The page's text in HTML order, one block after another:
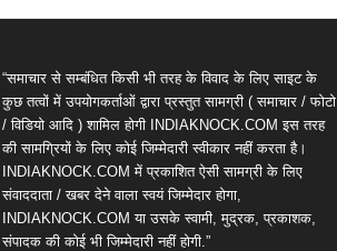
“समाचार से सम्बंधित किसी भी तरह के विवाद के लिए साइट के
कुछ तत्वों में उपयोगकर्ताओं द्वारा प्रस्तुत सामग्री ( समाचार / फोटो
/ विडियो आदि ) शामिल होगी INDIAKNOCK.COM इस तरह
की सामग्रियों के लिए कोई जिम्मेदारी स्वीकार नहीं करता है।
INDIAKNOCK.COM में प्रकाशित ऐसी सामग्री के लिए
संवाददाता / खबर देने वाला स्वयं जिम्मेदार होगा,
INDIAKNOCK.COM या उसके स्वामी, मुद्रक, प्रकाशक,
संपादक की कोई भी जिम्मेदारी नहीं होगी.”